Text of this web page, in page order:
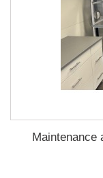
Maintenance